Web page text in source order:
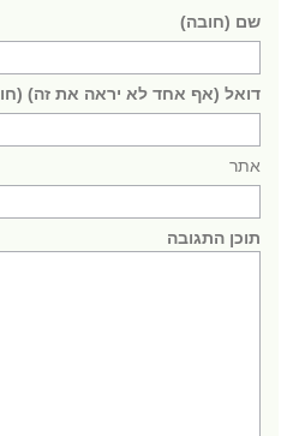
שם (חובה)
דואל (אף אחד לא יראה את זה)
אתר
תוכן התגובה